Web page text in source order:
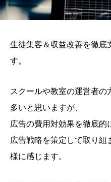
生徒集客＆収益改善を徹底
す。
スクールや教室の運営者の
多いと思いますが、
広告の費用対効果を徹底的
広告戦略を策定して取り組
様に感じます。